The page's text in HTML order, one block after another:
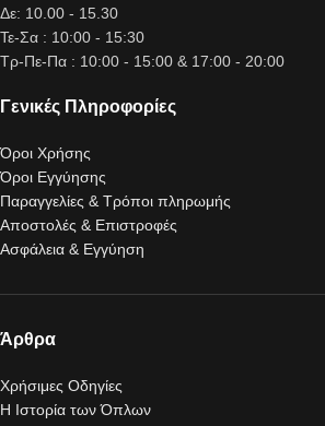
Δε: 10.00 - 15.30
Τε-Σα : 10:00 - 15:30
Τρ-Πε-Πα : 10:00 - 15:00 & 17:00 - 20:00
Γενικές Πληροφορίες
Όροι Χρήσης
Όροι Εγγύησης
Παραγγελίες & Τρόποι πληρωμής
Αποστολές & Επιστροφές
Ασφάλεια & Εγγύηση
Άρθρα
Χρήσιμες Οδηγίες
Η Ιστορία των Όπλων